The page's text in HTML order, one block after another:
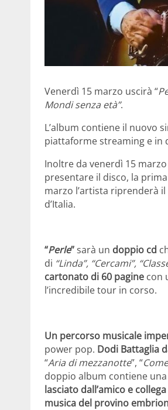
Venerdì 15 marzo uscirà “
Mondi senza età”.
L’album contiene il nuovo
piattaforme streaming e in
Inoltre da venerdì 15
presentare il disco, la
marzo l’artista riprenderà
d’Italia.
“Perle”sarà un doppio cd
di “Linda”, “Cercami”,
cartonato di 60 pagine con
l’incredibile tour in corso.
Un percorso musicale
power pop. Dodi Battaglia
“Aria di mezzanotte”, “
doppio album contiene una
lasciato dall’amico e
musica del provino